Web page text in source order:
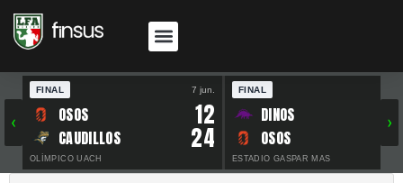
‹
FINAL 7 jun.
OSOS 12
CAUDILLOS 24
OLÍMPICO UACH
FINAL
DINOS
OSOS
ESTADIO GASPAR MAS
›